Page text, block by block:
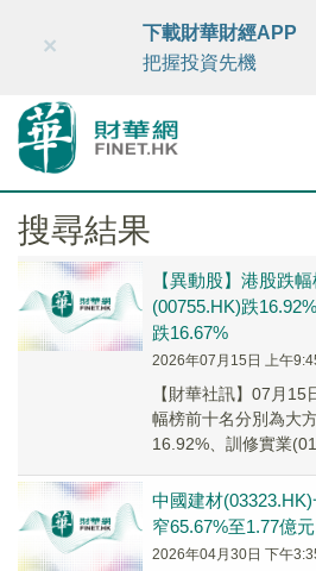
財華智庫網 FINTV
×
下載財華財經APP
把握投資先機
搜尋結果
【異動股】港股跌
(00755.HK)跌
跌16.67%
2026年07月15日 上午
【財華社訊】07月
幅榜前十名分別為大
16.92%、訓修實業
中國建材
窄65.67%至1.77億元
2026年04月30日 下午